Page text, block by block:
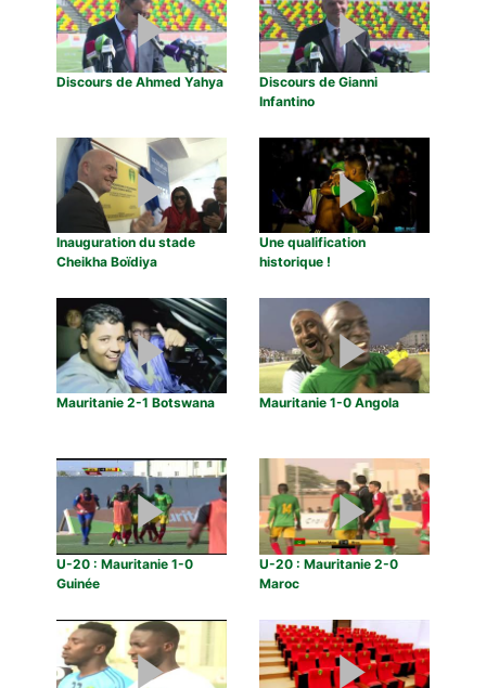
Discours de Ahmed Yahya
Discours de Gianni
Infantino
Inauguration du stade
Cheikha Boïdiya
Une qualification
historique !
Mauritanie 2-1 Botswana Mauritanie 1-0 Angola
U-20 : Mauritanie 1-0
Guinée
U-20 : Mauritanie 2-0
Maroc